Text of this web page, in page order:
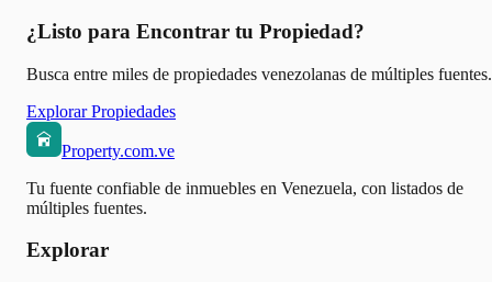
¿Listo para Encontrar tu Propiedad?
Busca entre miles de propiedades venezolanas de múltiples fuentes.
Explorar Propiedades
Property.com.ve
Tu fuente confiable de inmuebles en Venezuela, con listados de
múltiples fuentes.
Explorar